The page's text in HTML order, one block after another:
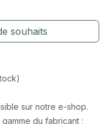
souhaits
sur notre e-shop.
du fabricant :